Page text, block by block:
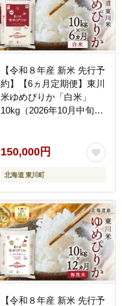
【令和８年産 新米 先行予
約】【6ヵ月定期便】東川
米ゆめぴりか「白米」
10kg（2026年10月中旬よ
150,000円
北海道 東川町
【令和８年産 新米 先行予